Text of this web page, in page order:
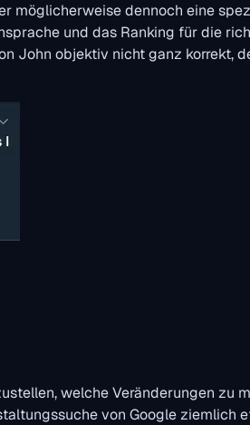
möglicherweise dennoch eine
und das Ranking für die
John objektiv nicht ganz korrekt,
welche Veränderungen zu
von Google ziemlich